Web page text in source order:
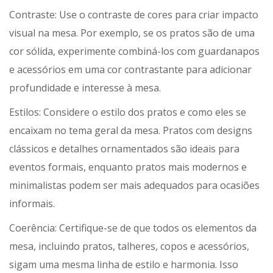
Contraste: Use o contraste de cores para criar impacto
visual na mesa. Por exemplo, se os pratos são de uma
cor sólida, experimente combiná-los com guardanapos
e acessórios em uma cor contrastante para adicionar
profundidade e interesse à mesa.
Estilos: Considere o estilo dos pratos e como eles se
encaixam no tema geral da mesa. Pratos com designs
clássicos e detalhes ornamentados são ideais para
eventos formais, enquanto pratos mais modernos e
minimalistas podem ser mais adequados para ocasiões
informais.
Coerência: Certifique-se de que todos os elementos da
mesa, incluindo pratos, talheres, copos e acessórios,
sigam uma mesma linha de estilo e harmonia. Isso